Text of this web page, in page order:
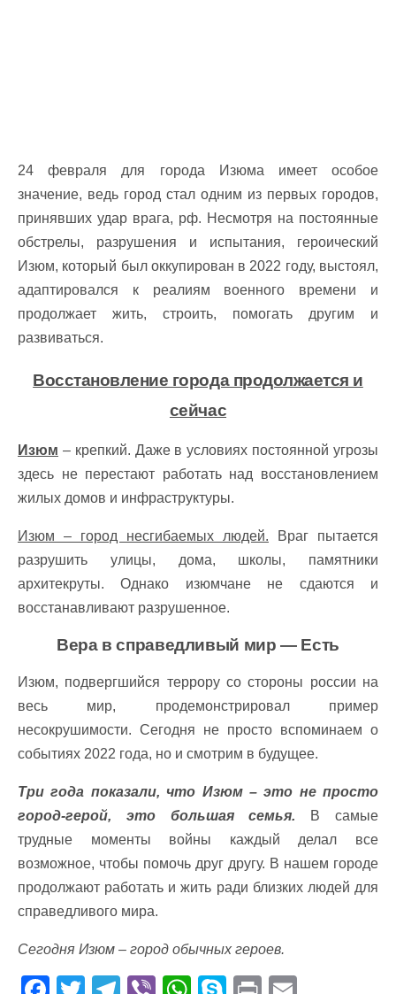
24 февраля для города Изюма имеет особое
значение, ведь город стал одним из первых городов,
принявших удар врага, рф. Несмотря на постоянные
обстрелы, разрушения и испытания, героический
Изюм, который был оккупирован в 2022 году, выстоял,
адаптировался к реалиям военного времени и
продолжает жить, строить, помогать другим и
развиваться.
Восстановление города продолжается и
сейчас
Изюм – крепкий. Даже в условиях постоянной угрозы
здесь не перестают работать над восстановлением
жилых домов и инфраструктуры.
Изюм – город несгибаемых людей. Враг пытается
разрушить улицы, дома, школы, памятники
архитекруты. Однако изюмчане не сдаются и
восстанавливают разрушенное.
Вера в справедливый мир — Есть
Изюм, подвергшийся террору со стороны россии на
весь мир, продемонстрировал пример
несокрушимости. Сегодня не просто вспоминаем о
событиях 2022 года, но и смотрим в будущее.
Три года показали, что Изюм – это не просто
город-герой, это большая семья. В самые
трудные моменты войны каждый делал все
возможное, чтобы помочь друг другу. В нашем городе
продолжают работать и жить ради близких людей для
справедливого мира.
Сегодня Изюм – город обычных героев.